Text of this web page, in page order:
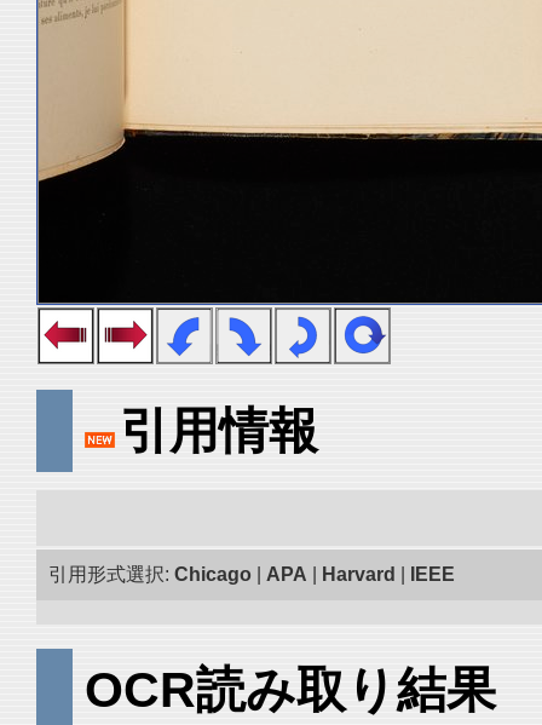
引用情報
引用形式選択: Chicago APA Harvard IEEE
OCR読み取り結果